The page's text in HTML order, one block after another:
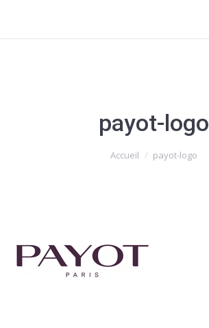
payot-logo
Accueil payot-logo